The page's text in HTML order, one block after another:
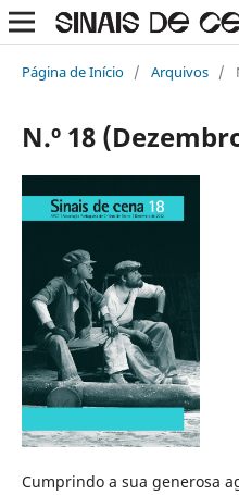
Página de Início / Arquivos /
N.º 18
Cumprindo a sua generosa